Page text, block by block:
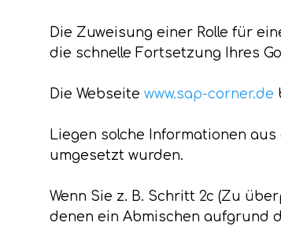
Die Zuweisung einer Rolle für
die schnelle Fortsetzung Ihres
Die Webseite www.sap-corner.de
Liegen solche Informationen
umgesetzt wurden.
Wenn Sie z. B. Schritt 2c (Zu
denen ein Abmischen aufgrund